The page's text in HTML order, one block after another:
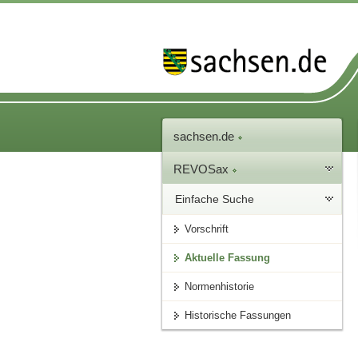
sachsen.de
REVOSax
Einfache Suche
Vorschrift
Aktuelle Fassung
Normenhistorie
Historische Fassungen